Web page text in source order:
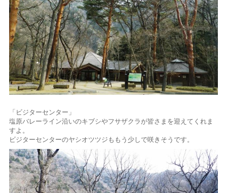
「ビジターセンター」
塩原バレーライン沿いのキブシやフサザクラが皆さまを迎えてくれま
すよ。
ビジターセンターのヤシオツツジももう少しで咲きそうです。